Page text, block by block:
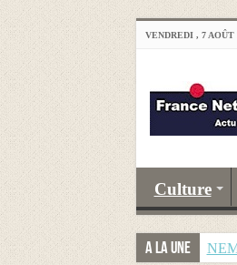
VENDREDI , 7 AOÛT
Culture
A la Une